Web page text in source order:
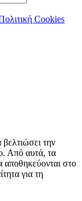
Cookies
την
Από αυτά, τα
αποθηκεύονται στο
για τη